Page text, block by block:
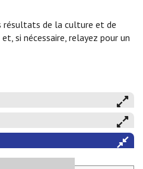
résultats de la culture et de
si nécessaire, relayez pour un